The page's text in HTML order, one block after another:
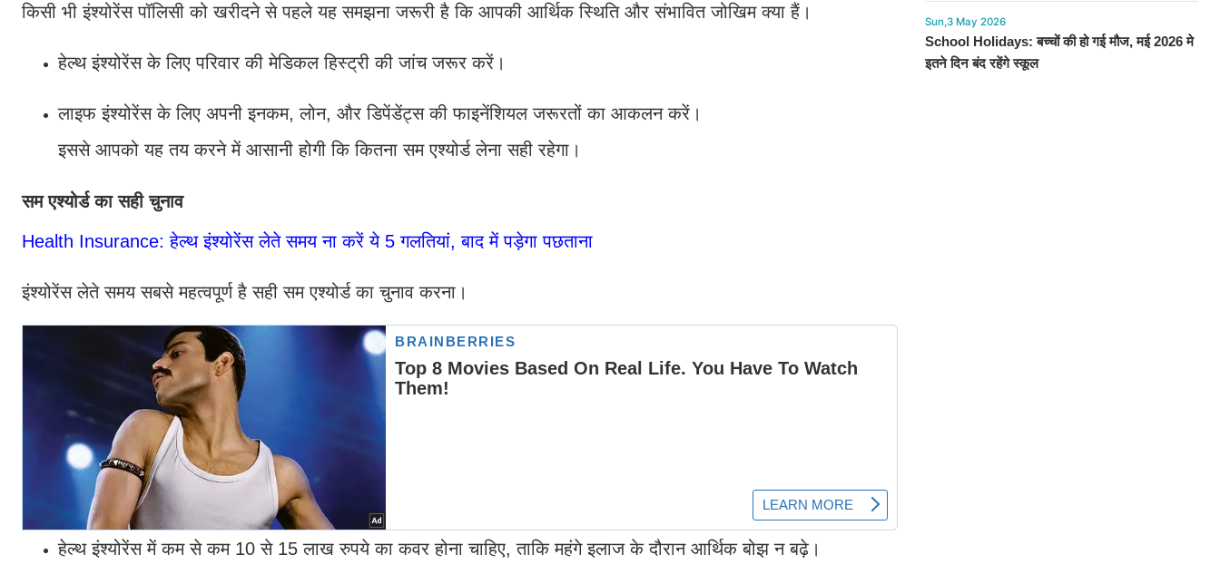
किसी भी इंश्योरेंस पॉलिसी को खरीदने से पहले यह समझना जरूरी है कि आपकी आर्थिक स्थिति और संभावित जोखिम क्या हैं।
हेल्थ इंश्योरेंस के लिए परिवार की मेडिकल हिस्ट्री की जांच जरूर करें।
लाइफ इंश्योरेंस के लिए अपनी इनकम, लोन, और डिपेंडेंट्स की फाइनेंशियल जरूरतों का आकलन करें।
इससे आपको यह तय करने में आसानी होगी कि कितना सम एश्योर्ड लेना सही रहेगा।
सम एश्योर्ड का सही चुनाव
Health Insurance: हेल्थ इंश्योरेंस लेते समय ना करें ये 5 गलतियां, बाद में पड़ेगा पछताना
इंश्योरेंस लेते समय सबसे महत्वपूर्ण है सही सम एश्योर्ड का चुनाव करना।
हेल्थ इंश्योरेंस में कम से कम 10 से 15 लाख रुपये का कवर होना चाहिए, ताकि महंगे इलाज के दौरान आर्थिक बोझ न बढ़े।
Sun,3 May 2026
School Holidays: बच्चों की हो गई मौज, मई 2026 मे
इतने दिन बंद रहेंगे स्कूल